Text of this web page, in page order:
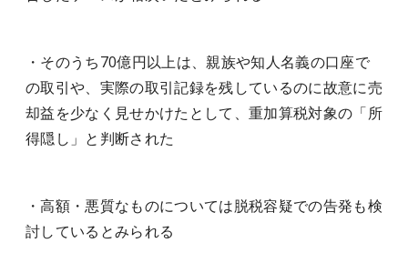
・そのうち70億円以上は、親族や知人名義の口座で
の取引や、実際の取引記録を残しているのに故意に売
却益を少なく見せかけたとして、重加算税対象の「所
得隠し」と判断された
・高額・悪質なものについては脱税容疑での告発も検
討しているとみられる